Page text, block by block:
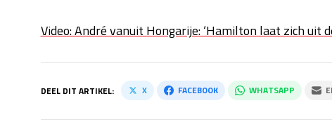
Video: André vanuit Hongarije: ‘Hamilton laat zich uit
DEEL DIT ARTIKEL: X FACEBOOK WHATSAPP